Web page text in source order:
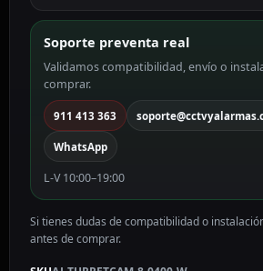
blanco
8
MP,
mm
AJ-
TURRETCAM-
0400-
W
Soporte preventa real
Validamos compatibilidad, envío o
comprar.
911 413 363
WhatsApp
L-V 10:00–19:00
Si tienes dudas de compatibilidad o
antes de comprar.